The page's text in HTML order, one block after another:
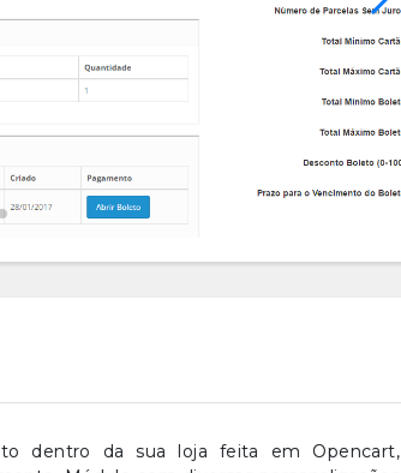
dentro da sua loja feita em Opencart,